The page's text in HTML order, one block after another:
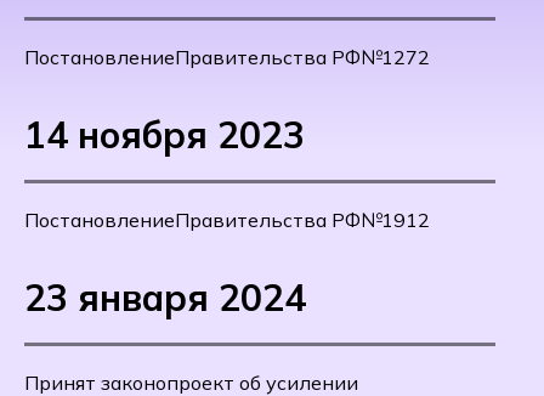
ПостановлениеПравительства РФ№1272
14 ноября 2023
ПостановлениеПравительства РФ№1912
23 января 2024
Принят законопроект об усилении